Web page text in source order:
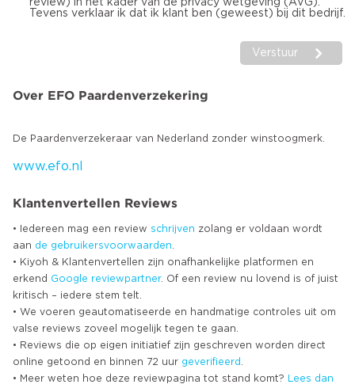
review) in het kader van de privacy wetgeving (AVG).
Tevens verklaar ik dat ik klant ben (geweest) bij dit bedrijf.
Verstuur
Over EFO Paardenverzekering
www.efo.nl
Klantenvertellen Reviews
• Iedereen mag een review schrijven zolang er voldaan wordt
aan de gebruikersvoorwaarden
• Kiyoh & Klantenvertellen zijn onafhankelijke platformen en
erkend Google reviewpartner. Of een review nu lovend is of juist
kritisch – iedere stem telt.
• We voeren geautomatiseerde en handmatige controles uit om
valse reviews zoveel mogelijk tegen te gaan.
• Reviews die op eigen initiatief zijn geschreven worden direct
online getoond en binnen 72 uur geverifieerd
• Meer weten hoe deze reviewpagina tot stand komt?
Lees dan